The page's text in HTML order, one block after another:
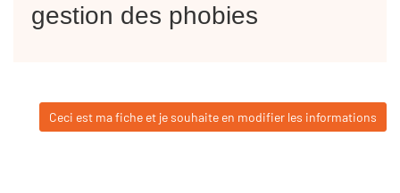
gestion des phobies
Ceci est ma fiche et je souhaite en modifier les informations